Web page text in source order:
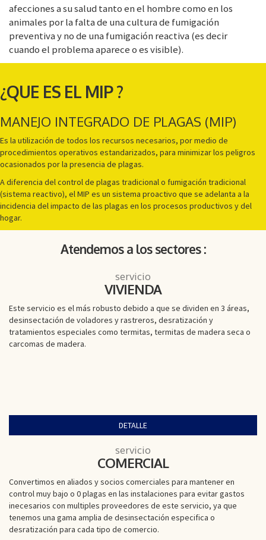
afecciones a su salud tanto en el hombre como en los
animales por la falta de una cultura de fumigación
preventiva y no de una fumigación reactiva (es decir
cuando el problema aparece o es visible).
¿QUE ES EL MIP ?
MANEJO INTEGRADO DE PLAGAS (MIP)
Es la utilización de todos los recursos necesarios, por medio de
procedimientos operativos estandarizados, para minimizar los peligros
ocasionados por la presencia de plagas.
A diferencia del control de plagas tradicional o fumigación tradicional
(sistema reactivo), el MIP es un sistema proactivo que se adelanta a la
incidencia del impacto de las plagas en los procesos productivos y del
hogar.
Atendemos a los sectores :
servicio
VIVIENDA
Este servicio es el más robusto debido a que se dividen en 3 áreas,
desinsectación de voladores y rastreros, desratización y
tratamientos especiales como termitas, termitas de madera seca o
carcomas de madera.
DETALLE
servicio
COMERCIAL
Convertimos en aliados y socios comerciales para mantener en
control muy bajo o 0 plagas en las instalaciones para evitar gastos
inecesarios con multiples proveedores de este servicio, ya que
tenemos una gama amplia de desinsectación especifica o
desratización para cada tipo de comercio.